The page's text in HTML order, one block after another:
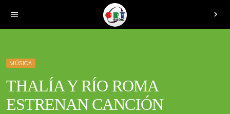
menu chevron_right
MÚSICA
THALÍA Y RÍO ROMA
ESTRENAN CANCIÓN